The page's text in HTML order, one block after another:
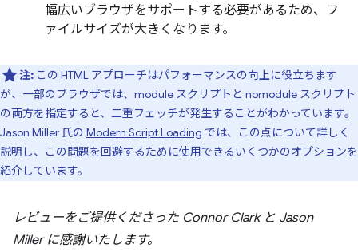
幅広いブラウザをサポートする必要があるため、フ
ァイルサイズが大きくなります。
注: この HTML アプローチはパフォーマンスの向上に役立ちます
が、一部のブラウザでは、module スクリプトと nomodule スクリプト
の両方を指定すると、二重フェッチが発生することがわかっています。
Jason Miller 氏の Modern Script Loading では、この点について詳しく
説明し、この問題を回避するために使用できるいくつかのオプションを
紹介しています。
レビューをご提供くださった Connor Clark と Jason
Miller に感謝いたします。